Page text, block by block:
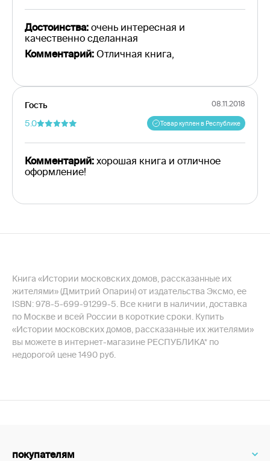
Достоинства: очень интересная и
качественно сделанная
Комментарий: Отличная книга,
Гость 08.11.2018
5.0 Товар куплен в Республике
Комментарий: хорошая книга и отличное
оформление!
Книга «Истории московских домов, рассказанные их
жителями» (Дмитрий Опарин) от издательства Эксмо, ее
ISBN: 978-5-699-91299-5. Все книги в наличии, доставка
по Москве и всей России в короткие сроки. Купить
«Истории московских домов, рассказанные их жителями»
вы можете в интернет-магазине РЕСПУБЛИКА* по
недорогой цене 1490 руб.
покупателям